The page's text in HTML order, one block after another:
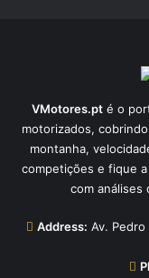
VMotores.pt é o
motorizados,
montanha,
competições e fique
com análises
Address: Av.